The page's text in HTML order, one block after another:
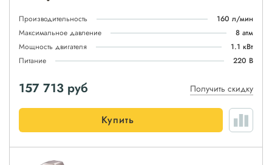
Производительность
160 л/мин
Максимальное давление
8 атм
Мощность двигателя
1.1 кВт
Питание
220 В
157 713 руб Получить скидку
Купить